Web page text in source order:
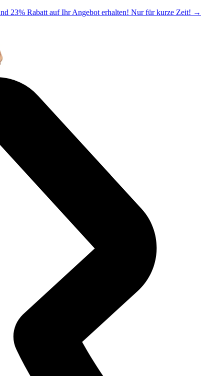
23% Rabatt auf Ihr Angebot erhalten! Nur für kurze Zeit! →